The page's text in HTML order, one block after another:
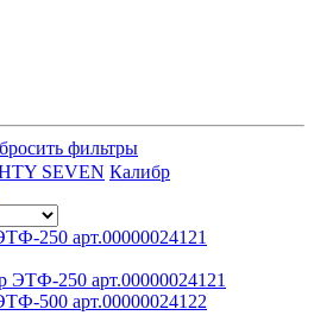
фильтры
SEVEN Калибр
250 арт.00000024121
500 арт.00000024122